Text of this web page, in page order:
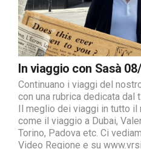
In viaggio con Sasà
Continuano i viaggi del
con una rubrica dedicata dal
Il meglio dei viaggi in tutto
come il viaggio a Dubai,
Torino, Padova etc. Ci
Video Regione e su